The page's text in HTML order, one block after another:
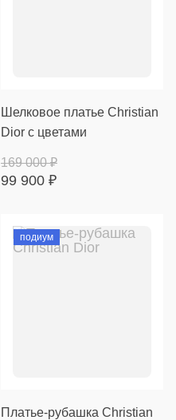
Шелковое платье Christian
Dior с цветами
99 900 ₽
169 000₽
подиум
Платье-рубашка Christian